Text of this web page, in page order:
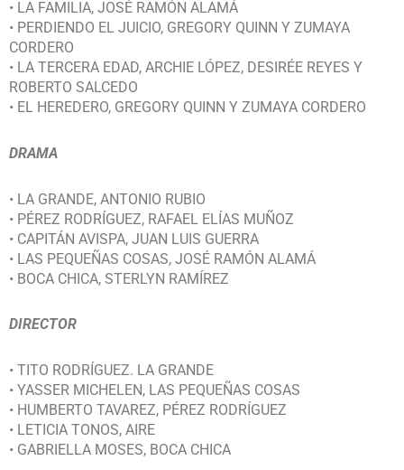
• LA FAMILIA, JOSÉ RAMÓN ALAMÁ
• PERDIENDO EL JUICIO, GREGORY QUINN Y ZUMAYA
CORDERO
• LA TERCERA EDAD, ARCHIE LÓPEZ, DESIRÉE REYES Y
ROBERTO SALCEDO
• EL HEREDERO, GREGORY QUINN Y ZUMAYA CORDERO
DRAMA
• LA GRANDE, ANTONIO RUBIO
• PÉREZ RODRÍGUEZ, RAFAEL ELÍAS MUÑOZ
• CAPITÁN AVISPA, JUAN LUIS GUERRA
• LAS PEQUEÑAS COSAS, JOSÉ RAMÓN ALAMÁ
• BOCA CHICA, STERLYN RAMÍREZ
DIRECTOR
• TITO RODRÍGUEZ. LA GRANDE
• YASSER MICHELEN, LAS PEQUEÑAS COSAS
• HUMBERTO TAVAREZ, PÉREZ RODRÍGUEZ
• LETICIA TONOS, AIRE
• GABRIELLA MOSES, BOCA CHICA